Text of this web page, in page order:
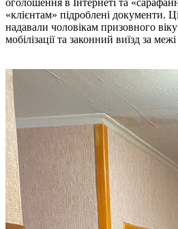
«клієнтам» підроблені документи.
надавали чоловікам призовного
мобілізації та законний виїзд за